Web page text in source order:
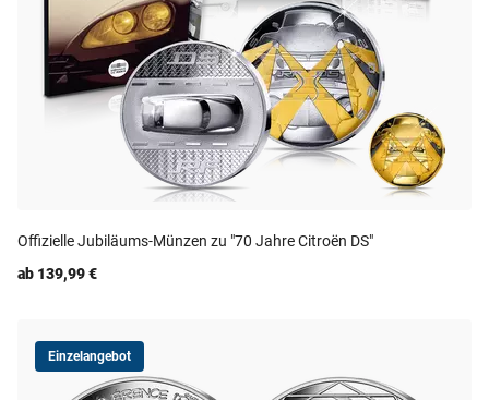
Offizielle Jubiläums-Münzen zu "70 Jahre Citroën DS"
ab 139,99 €
Einzelangebot